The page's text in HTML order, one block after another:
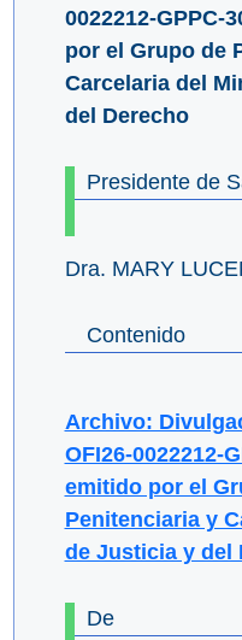
0022212-GPPC-
por el Grupo de
Carcelaria del
del Derecho
Presidente de
Dra. MARY
Contenido
Archivo:
OFI26-0022212-
emitido por el
Penitenciaria y
de Justicia y del
De